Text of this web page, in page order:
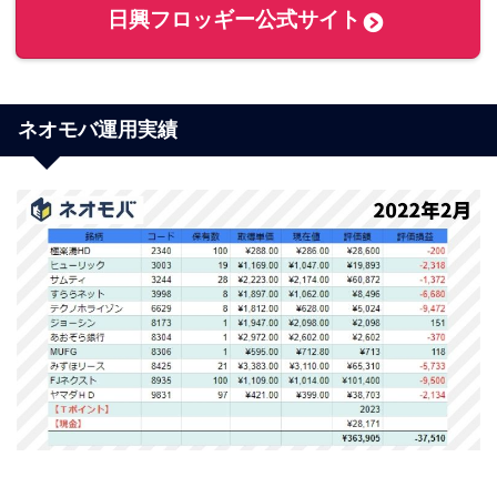
日興フロッギー公式サイト
ネオモバ運用実績